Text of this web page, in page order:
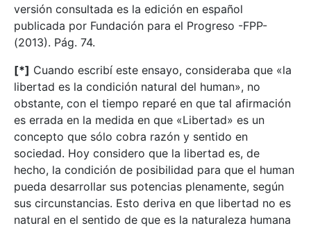
versión consultada es la edición en español
publicada por Fundación para el Progreso -FPP-
(2013). Pág. 74.
[*] Cuando escribí este ensayo, consideraba que «la
libertad es la condición natural del human», no
obstante, con el tiempo reparé en que tal afirmación
es errada en la medida en que «Libertad» es un
concepto que sólo cobra razón y sentido en
sociedad. Hoy considero que la libertad es, de
hecho, la condición de posibilidad para que el human
pueda desarrollar sus potencias plenamente, según
sus circunstancias. Esto deriva en que libertad no es
natural en el sentido de que es la naturaleza humana